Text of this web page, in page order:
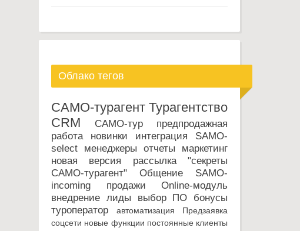
Облако тегов
САМО-турагент Турагентство
CRM
САМО-тур
предпродажная
работа
новинки интеграция
SAMO-
select
менеджеры отчеты
маркетинг
новая версия
рассылка
"секреты
САМО-турагент"
Общение
SAMO-
incoming
продажи
Online-модуль
внедрение лиды выбор ПО
бонусы
туроператор
автоматизация
Предзаявка
соцсети новые функции постоянные клиенты